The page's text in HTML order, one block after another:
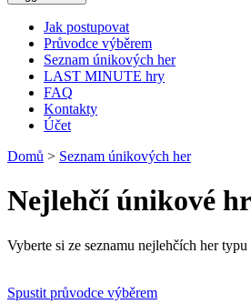
Jak postupovat
Průvodce výběrem
Seznam únikových her
LAST MINUTE hry
FAQ
Kontakty
Účet
Domů > Seznam únikových her
Nejlehčí únikové
Vyberte si ze seznamu nejlehčích her
Spustit průvodce výběrem